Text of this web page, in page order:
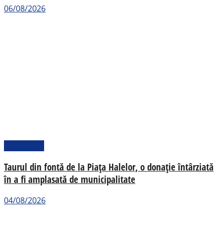
06/08/2026
Taurul din fontă de la Piața Halelor, o donație întârziată
în a fi amplasată de municipalitate
04/08/2026